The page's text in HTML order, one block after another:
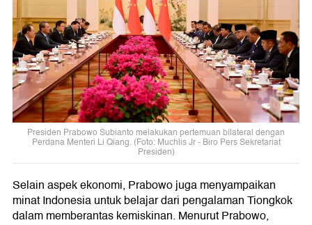
Presiden Prabowo Subianto melakukan pertemuan bilateral dengan
Perdana Menteri Li Qiang. (Foto: Muchlis Jr - Biro Pers Sekretariat
Presiden)
Selain aspek ekonomi, Prabowo juga menyampaikan
minat Indonesia untuk belajar dari pengalaman Tiongkok
dalam memberantas kemiskinan. Menurut Prabowo,